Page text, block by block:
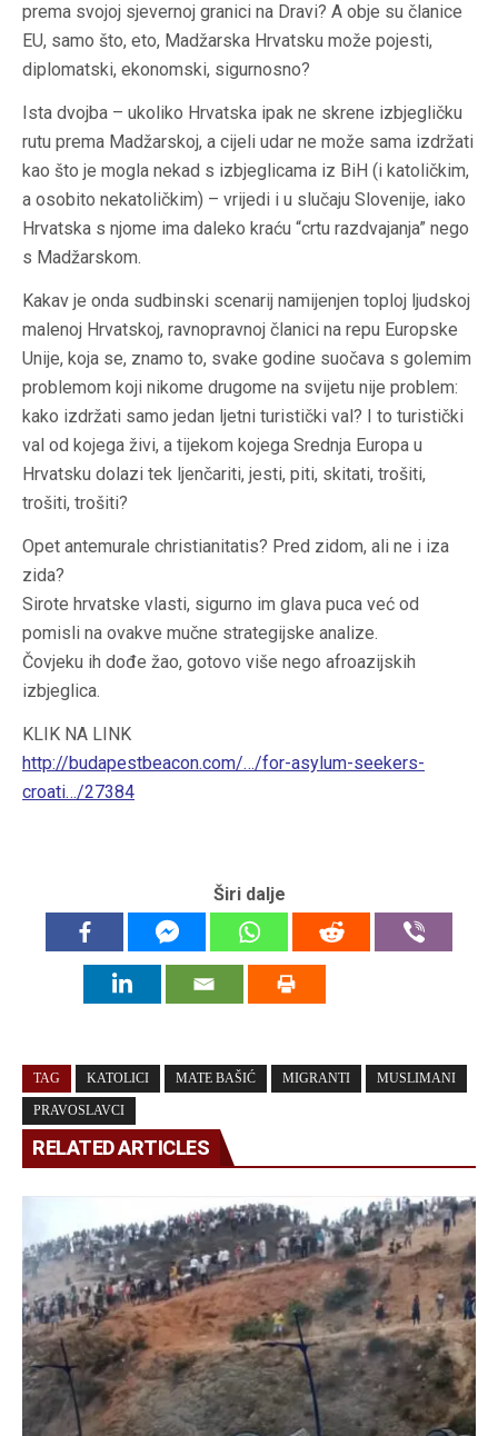
prema svojoj sjevernoj granici na Dravi? A obje su članice
EU, samo što, eto, Madžarska Hrvatsku može pojesti,
diplomatski, ekonomski, sigurnosno?
Ista dvojba – ukoliko Hrvatska ipak ne skrene izbjegličku
rutu prema Madžarskoj, a cijeli udar ne može sama izdržati
kao što je mogla nekad s izbjeglicama iz BiH (i katoličkim,
a osobito nekatoličkim) – vrijedi i u slučaju Slovenije, iako
Hrvatska s njome ima daleko kraću “crtu razdvajanja” nego
s Madžarskom.
Kakav je onda sudbinski scenarij namijenjen toploj ljudskoj
malenoj Hrvatskoj, ravnopravnoj članici na repu Europske
Unije, koja se, znamo to, svake godine suočava s golemim
problemom koji nikome drugome na svijetu nije problem:
kako izdržati samo jedan ljetni turistički val? I to turistički
val od kojega živi, a tijekom kojega Srednja Europa u
Hrvatsku dolazi tek ljenčariti, jesti, piti, skitati, trošiti,
trošiti, trošiti?
Opet antemurale christianitatis? Pred zidom, ali ne i iza
zida?
Sirote hrvatske vlasti, sigurno im glava puca već od
pomisli na ovakve mučne strategijske analize.
Čovjeku ih dođe žao, gotovo više nego afroazijskih
izbjeglica.
KLIK NA LINK
http://budapestbeacon.com/…/for-asylum-seekers-
croati…/27384
Širi dalje
TAG KATOLICI MATE BAŠIĆ MIGRANTI MUSLIMANI
PRAVOSLAVCI
RELATED ARTICLES